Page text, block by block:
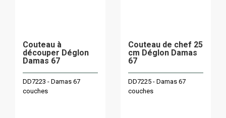
Couteau à
découper Déglon
Damas 67
DD7223 - Damas 67
couches
Couteau de chef 25
cm Déglon Damas
67
DD7225 - Damas 67
couches